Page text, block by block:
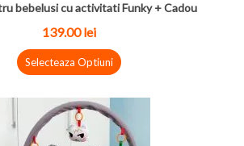
bebelusi cu activitati Funky + Cadou
139.00lei
Selecteaza Optiuni